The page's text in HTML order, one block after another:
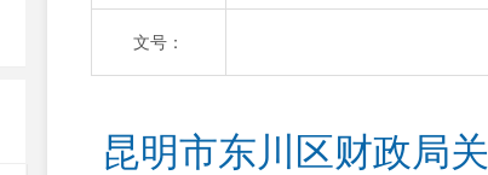
文号：
昆明市东川区财政局